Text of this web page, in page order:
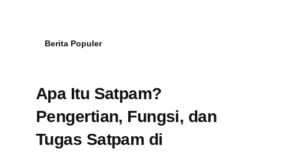
Berita Populer
Apa Itu Satpam?
Pengertian, Fungsi, dan
Tugas Satpam di